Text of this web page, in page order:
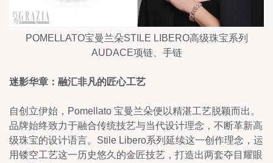
POMELLATO宝曼兰朵STILE LIBERO高级珠宝系列
AUDACE项链、手链
迷影华章：融汇非凡的匠心工艺
自创立伊始，Pomellato 宝曼兰朵便以精湛工艺脱颖而出。
品牌始终致力于融合传统技艺与当代设计理念，不断革新高
级珠宝的设计语言。Stile Libero系列延续这一创作理念，运
用镂空工艺这一历史悠久的金匠技艺，打造出两套夺目耀眼